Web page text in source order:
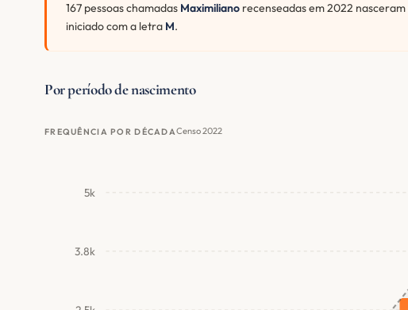
167 pessoas chamadas Maximiliano recenseadas em 2022
iniciado com a letra M.
Por período de nascimento
FREQUÊNCIA POR DÉCADACenso 2022
3.8k
5k